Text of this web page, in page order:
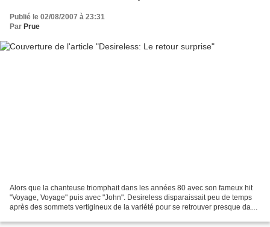
Publié le 02/08/2007 à 23:31
Par Prue
Alors que la chanteuse triomphait dans les années 80 avec son fameux hit
"Voyage, Voyage" puis avec "John". Desireless disparaissait peu de temps
après des sommets vertigineux de la variété pour se retrouver presque dans